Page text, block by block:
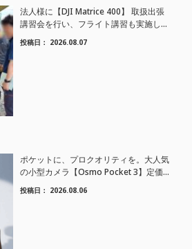
法人様に【DJI Matrice 400】 取扱出張
講習会を行い、フライト講習も実施しま
した。
投稿日： 2026.08.07
ポケットに、プロクオリティを。大人気
の小型カメラ【Osmo Pocket 3】定価が
さらにお値下げされました！
投稿日： 2026.08.06